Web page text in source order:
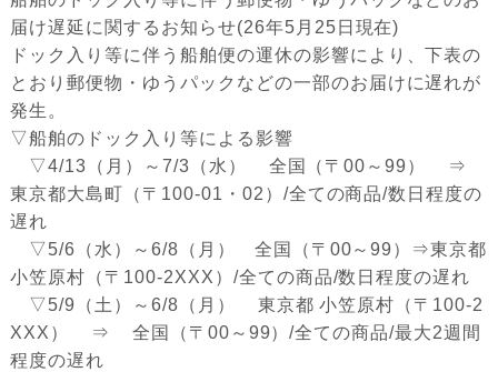
届け遅延に関するお知らせ(26年5月25日現在)
ドック入り等に伴う船舶便の運休の影響により、下表の
とおり郵便物・ゆうパックなどの一部のお届けに遅れが
発生。
▽船舶のドック入り等による影響
▽4/13（月）～7/3（水） 全国（〒00～99） ⇒
東京都大島町（〒100-01・02）/全ての商品/数日程度の
遅れ
▽5/6（水）～6/8（月） 全国（〒00～99）⇒東京都
小笠原村（〒100-2XXX）/全ての商品/数日程度の遅れ
▽5/9（土）～6/8（月） 東京都 小笠原村（〒100-2
XXX） ⇒ 全国（〒00～99）/全ての商品/最大2週間
程度の遅れ